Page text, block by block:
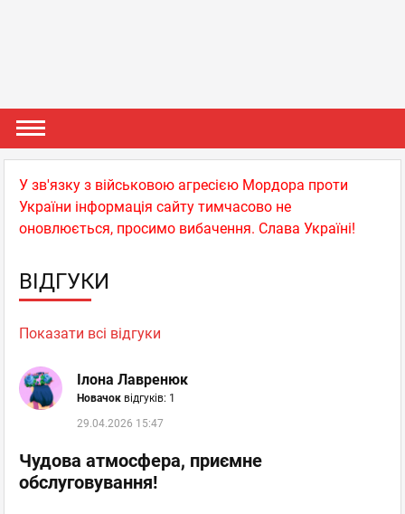
У зв'язку з військовою агресією Мордора проти
України інформація сайту тимчасово не
оновлюється, просимо вибачення. Слава Україні!
ВІДГУКИ
Показати всі відгуки
Ілона Лавренюк
Новачок відгуків: 1
29.04.2026 15:47
Чудова атмосфера, приємне
обслуговування!